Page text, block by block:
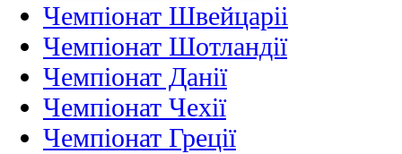
Чемпіонат Швейцаріі
Чемпіонат Шотландії
Чемпіонат Данії
Чемпіонат Чехії
Чемпіонат Греції